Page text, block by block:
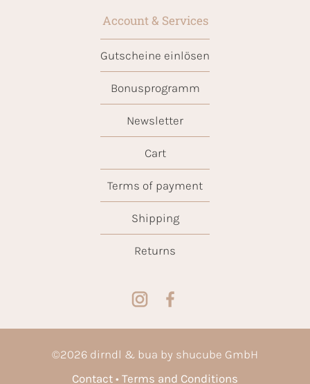
Account & Services
Gutscheine einlösen
Bonusprogramm
Newsletter
Cart
Terms of payment
Shipping
Returns
©2026 dirndl & bua by shucube GmbH
Contact
Terms and Conditions